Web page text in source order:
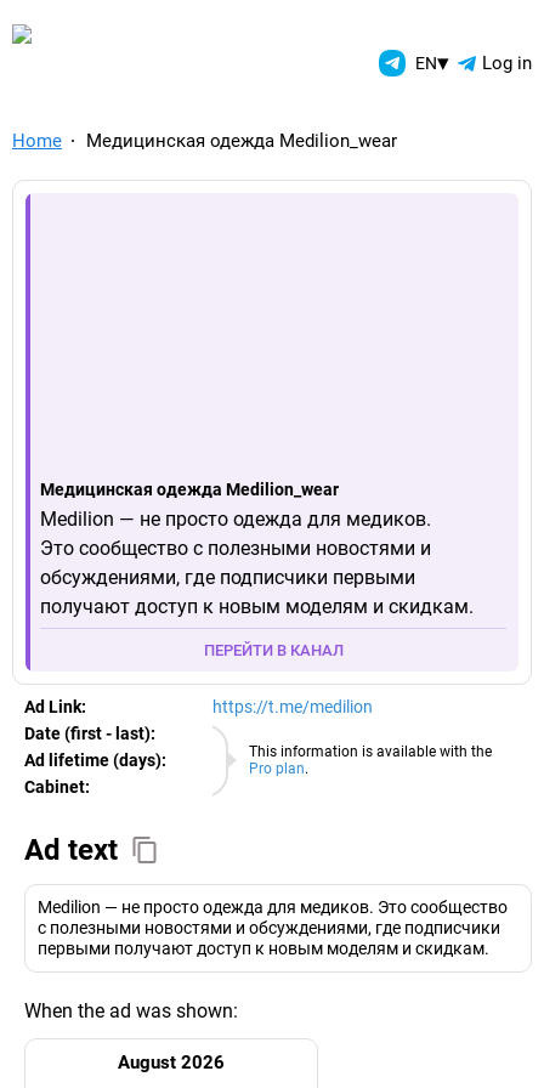
TelegramAds.com — EN▾ Log in
Home Медицинская одежда Medilion_wear
Медицинская одежда Medilion_wear
Medilion — не просто одежда для медиков.
Это сообщество с полезными новостями и
обсуждениями, где подписчики первыми
получают доступ к новым моделям и скидкам.
ПЕРЕЙТИ В КАНАЛ
Ad Link: https://t.me/medilion
This information is available with the
Pro plan.
Date (first - last):
08.08.2026
Ad lifetime (days):
Cabinet:
EURO
Ad text
Medilion — не просто одежда для медиков. Это сообщество
с полезными новостями и обсуждениями, где подписчики
первыми получают доступ к новым моделям и скидкам.
When the ad was shown:
August 2026